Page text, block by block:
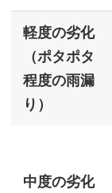
軽度の劣化
（ポタポタ
程度の雨漏
り）
中度の劣化